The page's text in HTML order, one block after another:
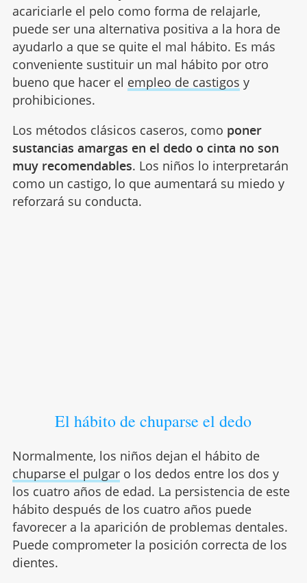
acariciarle el pelo como forma de relajarle,
puede ser una alternativa positiva a la hora de
ayudarlo a que se quite el mal hábito. Es más
conveniente sustituir un mal hábito por otro
bueno que hacer el empleo de castigos y
prohibiciones.
Los métodos clásicos caseros, como poner
sustancias amargas en el dedo o cinta no son
muy recomendables. Los niños lo interpretarán
como un castigo, lo que aumentará su miedo y
reforzará su conducta.
El hábito de chuparse el dedo
Normalmente, los niños dejan el hábito de
chuparse el pulgaro los dedos entre los dos y
los cuatro años de edad. La persistencia de este
hábito después de los cuatro años puede
favorecer a la aparición de problemas dentales.
Puede comprometer la posición correcta de los
dientes.